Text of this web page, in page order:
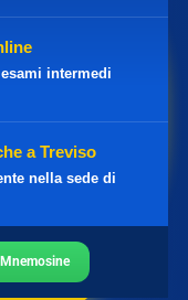
intermedi
a Treviso
nella sede di